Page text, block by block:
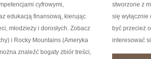
cyfrowymi,
edukacją finansową, kierując
młodzieży i dorosłych. Zobacz
i Rocky Mountains (Ameryka
znaleźć bogaty zbiór treści,
stworzone z
się
być przecież
interesować